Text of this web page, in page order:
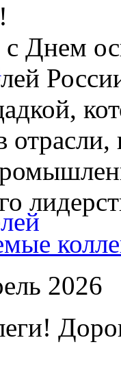
с Днем
2026